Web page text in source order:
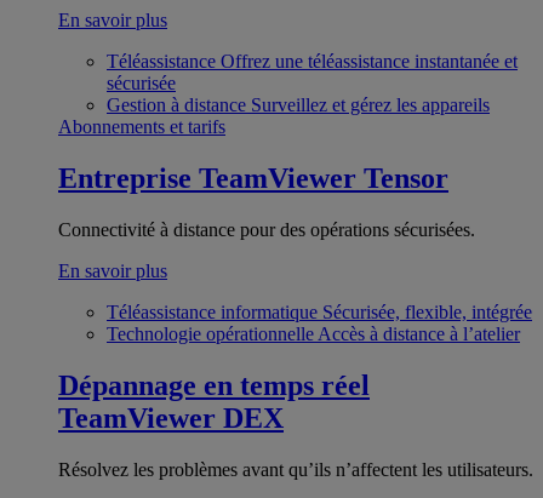
En savoir plus
Téléassistance Offrez une téléassistance instantanée et
sécurisée
Gestion à distance Surveillez et gérez les appareils
Abonnements et tarifs
Entreprise TeamViewer Tensor
Connectivité à distance pour des opérations sécurisées.
En savoir plus
Téléassistance informatique Sécurisée, flexible, intégrée
Technologie opérationnelle Accès à distance à l’atelier
Dépannage en temps réel
TeamViewer DEX
Résolvez les problèmes avant qu’ils n’affectent les utilisateurs.